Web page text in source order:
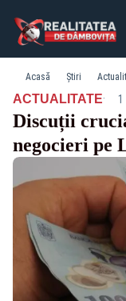
Acasă Știri
ACTUALITATE·
Discuții
negocieri pe